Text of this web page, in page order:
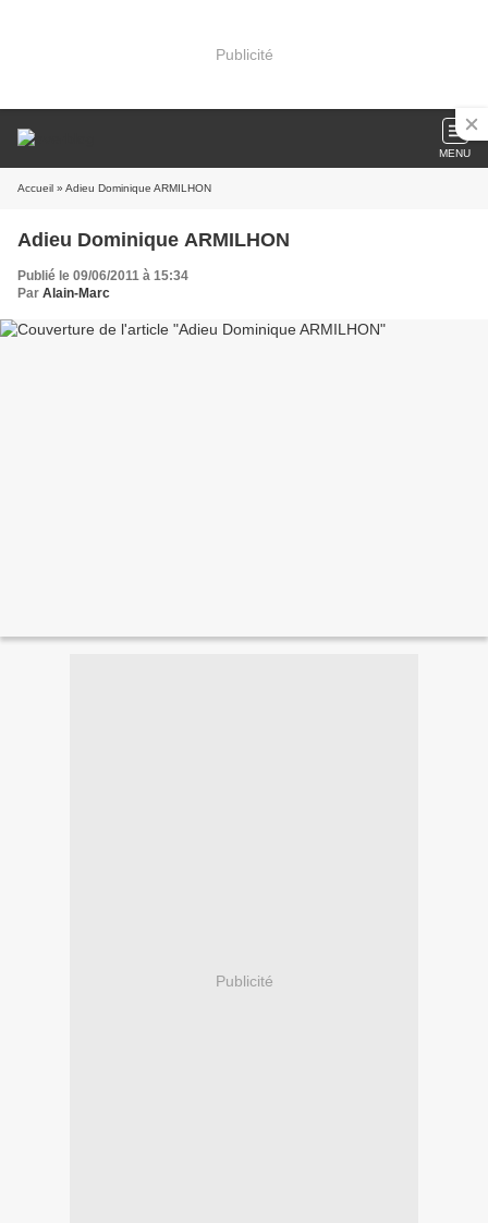
Publicité
MENU
Accueil » Adieu Dominique ARMILHON
Adieu Dominique ARMILHON
Publié le 09/06/2011 à 15:34
Par Alain-Marc
Publicité